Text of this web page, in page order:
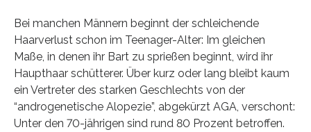
Bei manchen Männern beginnt der schleichende
Haarverlust schon im Teenager-Alter: Im gleichen
Maße, in denen ihr Bart zu sprießen beginnt, wird ihr
Haupthaar schütterer. Über kurz oder lang bleibt kaum
ein Vertreter des starken Geschlechts von der
“androgenetische Alopezie”, abgekürzt AGA, verschont:
Unter den 70-jährigen sind rund 80 Prozent betroffen.